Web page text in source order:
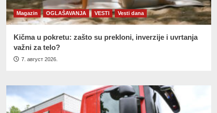
Magazin OGLAŠAVANJA VESTI Vesti dana
Kičma u pokretu: zašto su prekloni, inverzije i uvrtanja
važni za telo?
7. август 2026.